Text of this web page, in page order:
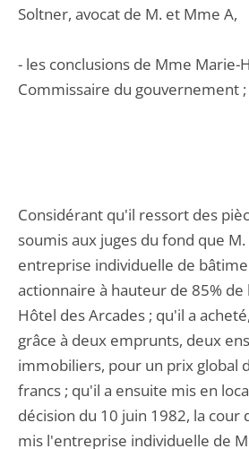
Soltner, avocat de M. et Mme A,
- les conclusions de Mme Marie-
Commissaire du gouvernement ;
Considérant qu'il ressort des
soumis aux juges du fond que
entreprise individuelle de
actionnaire à hauteur de 85%
Hôtel des Arcades ; qu'il a
grâce à deux emprunts, deux
immobiliers, pour un prix global
francs ; qu'il a ensuite mis en
décision du 10 juin 1982, la cour
mis l'entreprise individuelle de